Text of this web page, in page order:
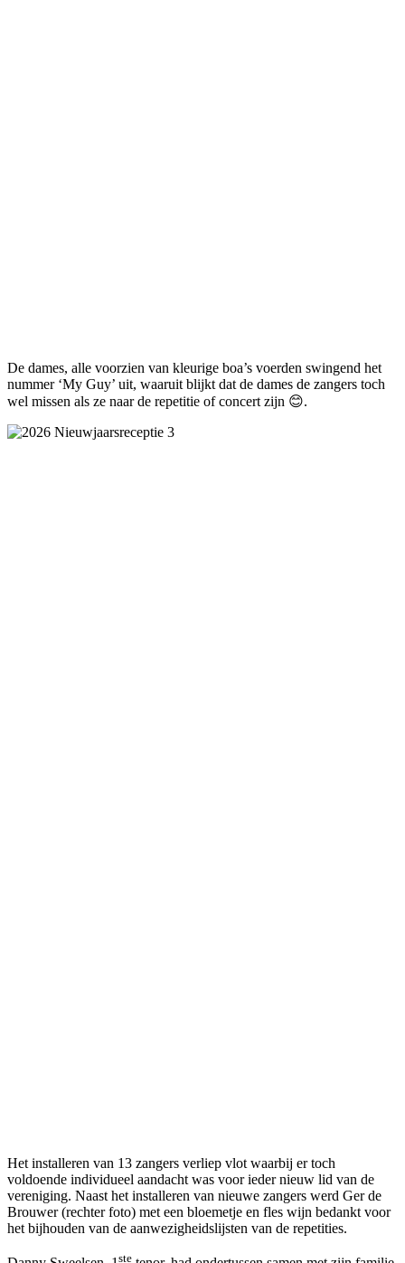
De dames, alle voorzien van kleurige boa’s voerden swingend het
nummer ‘My Guy’ uit, waaruit blijkt dat de dames de zangers toch
wel missen als ze naar de repetitie of concert zijn 😊.
Het installeren van 13 zangers verliep vlot waarbij er toch
voldoende individueel aandacht was voor ieder nieuw lid van de
vereniging. Naast het installeren van nieuwe zangers werd Ger de
Brouwer (rechter foto) met een bloemetje en fles wijn bedankt voor
het bijhouden van de aanwezigheidslijsten van de repetities.
ste